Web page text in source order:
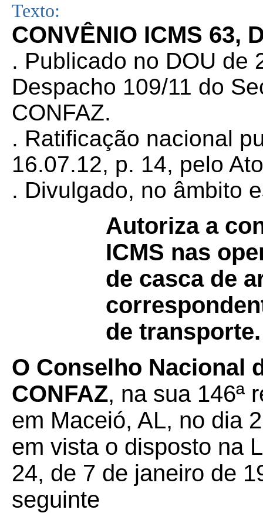
Texto:
CONVÊNIO ICMS 63,
. Publicado no DOU de
Despacho 109/11 do
CONFAZ.
. Ratificação nacional
16.07.12, p. 14, pelo
. Divulgado, no âmbito
Autoriza a
ICMS nas
de casca de
de transporte.
O Conselho Nacional
CONFAZ, na sua 146ª
em Maceió, AL, no dia
em vista o disposto na
24, de 7 de janeiro de
seguinte